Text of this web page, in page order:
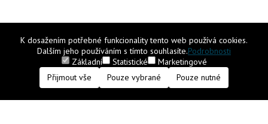
FAKULTNÍ ZÁKLADNÍ ŠKOLA
K dosažením potřebné funkcionality tento web používá cookies.
Dalším jeho používáním s tímto souhlasíte.Podrobnosti
Základní
Statistické
Marketingové
Přijmout vše
Pouze vybrané Pouze nutné